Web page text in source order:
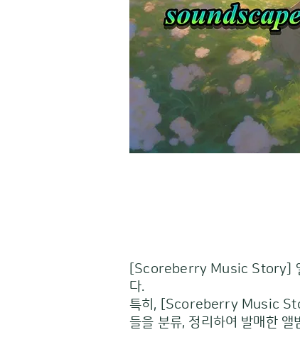
[Scoreberry Music Story] 앨
다.
특히, [Scoreberry Music
들을 분류, 정리하여 발매한 앨